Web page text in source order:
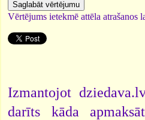
Vērtējums ietekmē attēla atrašanos
Izmantojot
darīts kāda